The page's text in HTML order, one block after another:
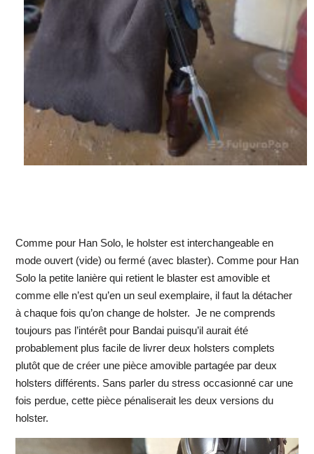
Comme pour Han Solo, le holster est interchangeable en
mode ouvert (vide) ou fermé (avec blaster). Comme pour Han
Solo la petite lanière qui retient le blaster est amovible et
comme elle n’est qu’en un seul exemplaire, il faut la détacher
à chaque fois qu’on change de holster. Je ne comprends
toujours pas l’intérêt pour Bandai puisqu’il aurait été
probablement plus facile de livrer deux holsters complets
plutôt que de créer une pièce amovible partagée par deux
holsters différents. Sans parler du stress occasionné car une
fois perdue, cette pièce pénaliserait les deux versions du
holster.